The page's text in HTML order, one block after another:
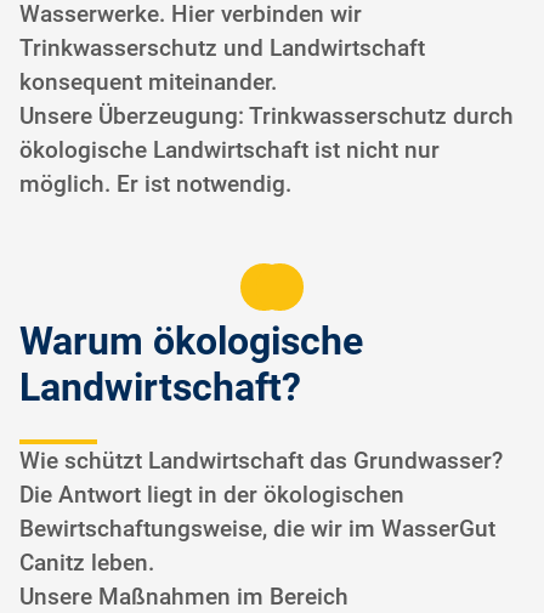
Wasserwerke. Hier verbinden wir
Trinkwasserschutz und Landwirtschaft
konsequent miteinander.
Unsere Überzeugung: Trinkwasserschutz durch
ökologische Landwirtschaft ist nicht nur
möglich. Er ist notwendig.
Warum ökologische
Landwirtschaft?
Wie schützt Landwirtschaft das Grundwasser?
Die Antwort liegt in der ökologischen
Bewirtschaftungsweise, die wir im WasserGut
Canitz leben.
Unsere Maßnahmen im Bereich